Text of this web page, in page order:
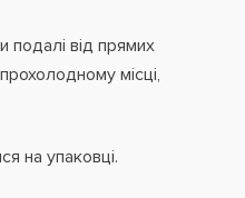
подалі від прямих
місці,
на упаковці.